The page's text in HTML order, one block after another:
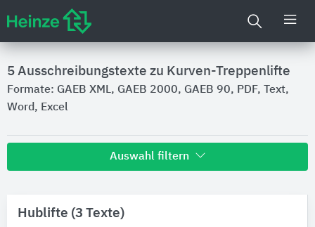
5 Ausschreibungstexte zu Kurven-Treppenlifte
Formate: GAEB XML, GAEB 2000, GAEB 90, PDF, Text,
Word, Excel
Auswahl filtern
HIRO LIFT
Hublifte (3 Texte)